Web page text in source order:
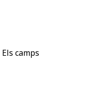
Els camps